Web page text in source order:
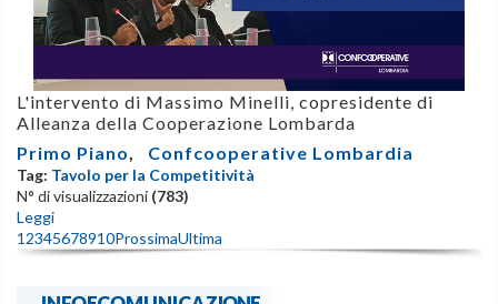
L'intervento di Massimo Minelli, copresidente di
Alleanza della Cooperazione Lombarda
Primo Piano, Confcooperative Lombardia
Tag: Tavolo per la Competitività
N° di visualizzazioni (783)
Leggi
1 2345678910ProssimaUltima